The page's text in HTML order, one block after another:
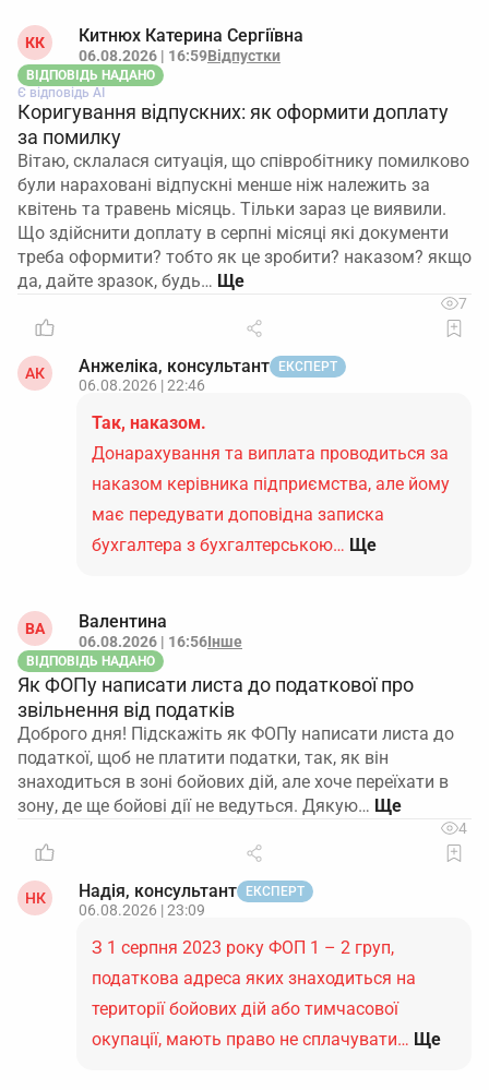
КК Китнюх Катерина Сергіївна
06.08.2026 | 16:59Відпустки
ВІДПОВІДЬ НАДАНО
Є відповідь АІ
Коригування відпускних: як оформити доплату
за помилку
Вітаю, склалася ситуація, що співробітнику помилково
були нараховані відпускні менше ніж належить за
квітень та травень місяць. Тільки зараз це виявили.
Що здійснити доплату в серпні місяці які документи
треба оформити? тобто як це зробити? наказом? якщо
да, дайте зразок, будь…
7
АК Анжеліка, консультант ЕКСПЕРТ
06.08.2026 | 22:46
Так, наказом.
Донарахування та виплата проводиться за
наказом керівника підприємства, але йому
має передувати доповідна записка
бухгалтера з бухгалтерською… Ще
ВА Валентина
06.08.2026 | 16:56Інше
ВІДПОВІДЬ НАДАНО
Як ФОПу написати листа до податкової про
звільнення від податків
Доброго дня! Підскажіть як ФОПу написати листа до
податкої, щоб не платити податки, так, як він
знаходиться в зоні бойових дій, але хоче переїхати в
зону, де ще бойові дії не ведуться. Дякую…
4
НК Надія, консультант ЕКСПЕРТ
06.08.2026 | 23:09
З 1 серпня 2023 року ФОП 1 – 2 груп,
податкова адреса яких знаходиться на
території бойових дій або тимчасової
окупації, мають право не сплачувати… Ще